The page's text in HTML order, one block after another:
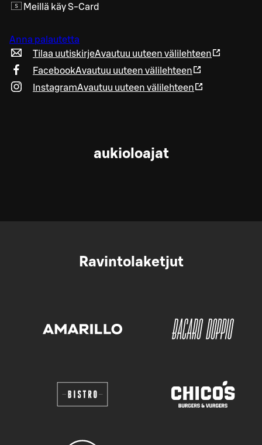
Meillä käy S-Card
Anna palautetta
Tilaa uutiskirjeAvautuu uuteen välilehteen
FacebookAvautuu uuteen välilehteen
InstagramAvautuu uuteen välilehteen
aukioloajat
Ravintolaketjut